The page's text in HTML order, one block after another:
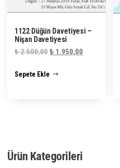
1122 Düğün Davetiyesi –
Nişan Davetiyesi
₺2.500,00 Orijinal
₺ 2.500,00.
₺ 1.950,00
Sepete Ekle
Ürün Kategorileri